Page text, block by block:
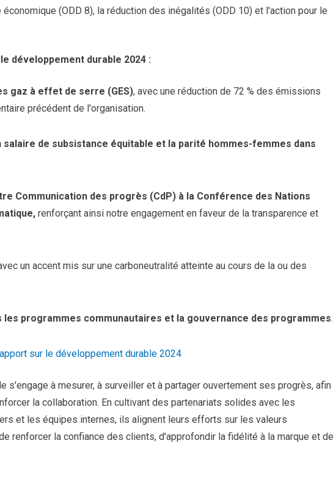
(ODD 8), la réduction des inégalités (ODD 10) et l'action pour le
développement durable 2024 :
gaz à effet de serre (GES), avec une réduction de 72 % des émissions
précédent de l'organisation.
de subsistance équitable et la parité hommes-femmes dans
Communication des progrès (CdP) à la Conférence des Nations
renforçant ainsi notre engagement en faveur de la transparence et
un accent mis sur une carboneutralité atteinte au cours de la ou des
les programmes communautaires et la gouvernance des programmes.
sur le développement durable 2024
s'engage à mesurer, à surveiller et à partager ouvertement ses progrès, afin
la collaboration. En cultivant des partenariats solides avec les
et les équipes internes, ils alignent leurs efforts sur les valeurs
renforcer la confiance des clients, d'approfondir la fidélité à la marque et de